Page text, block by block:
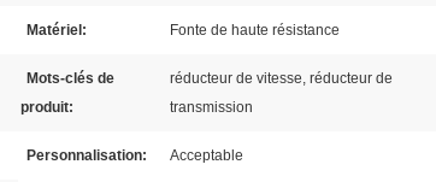
Matériel: Fonte de haute résistance
Mots-clés de
produit:
réducteur de vitesse, réducteur de
transmission
Personnalisation: Acceptable